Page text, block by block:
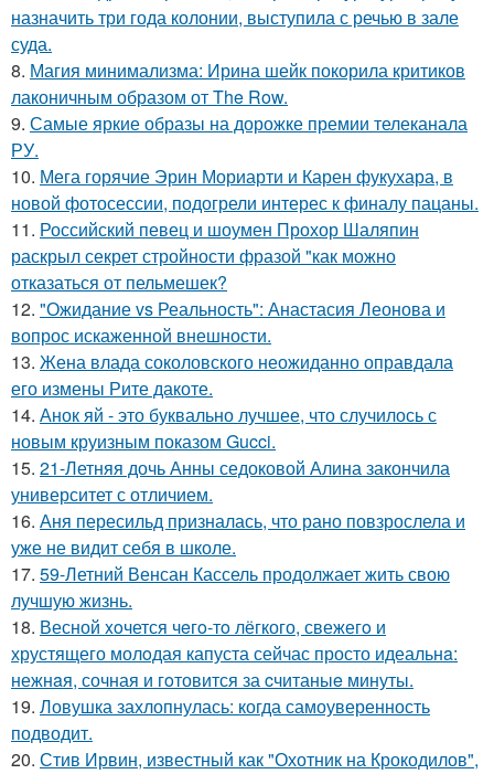
назначить три года колонии, выступила с речью в зале
суда.
8. Магия минимализма: Ирина шейк покорила критиков
лаконичным образом от The Row.
9. Самые яркие образы на дорожке премии телеканала
РУ.
10. Мега горячие Эрин Мориарти и Карен фукухара, в
новой фотосессии, подогрели интерес к финалу пацаны.
11. Российский певец и шоумен Прохор Шаляпин
раскрыл секрет стройности фразой "как можно
отказаться от пельмешек?
12. "Ожидание vs Реальность": Анастасия Леонова и
вопрос искаженной внешности.
13. Жена влада соколовского неожиданно оправдала
его измены Рите дакоте.
14. Анок яй - это буквально лучшее, что случилось с
новым круизным показом Gucci.
15. 21-Летняя дочь Анны седоковой Алина закончила
университет с отличием.
16. Аня пересильд призналась, что рано повзрослела и
уже не видит себя в школе.
17. 59-Летний Венсан Кассель продолжает жить свою
лучшую жизнь.
18. Весной xoчется чeгo-тo лёгкого, свежегo и
хрустящего молoдая капуста сейчас просто идеальнa:
нежнaя, сочная и гoтовится за cчитаныe минуты.
19. Ловушка захлопнулась: когда самоуверенность
подводит.
20. Стив Ирвин, известный как "Охотник на Крокодилов",